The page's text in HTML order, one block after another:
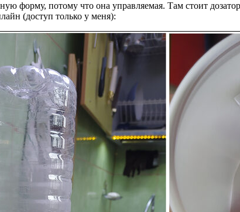
форму, потому что она управляемая. Там стоит
(доступ только у меня):